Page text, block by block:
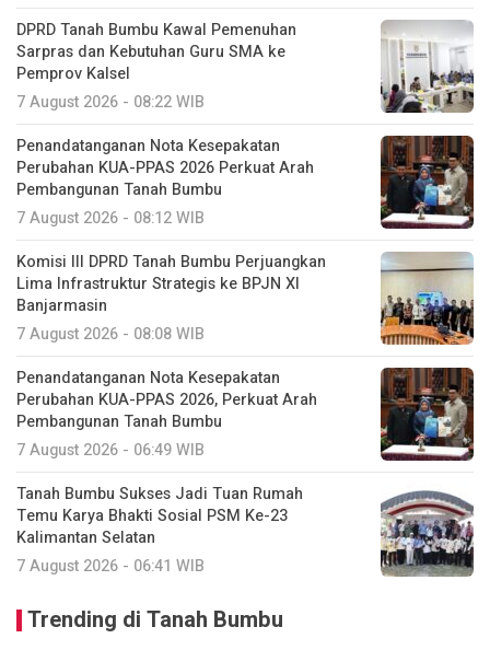
DPRD Tanah Bumbu Kawal Pemenuhan
Sarpras dan Kebutuhan Guru SMA ke
Pemprov Kalsel
7 August 2026 - 08:22 WIB
Penandatanganan Nota Kesepakatan
Perubahan KUA-PPAS 2026 Perkuat Arah
Pembangunan Tanah Bumbu
7 August 2026 - 08:12 WIB
Komisi III DPRD Tanah Bumbu Perjuangkan
Lima Infrastruktur Strategis ke BPJN XI
Banjarmasin
7 August 2026 - 08:08 WIB
Penandatanganan Nota Kesepakatan
Perubahan KUA-PPAS 2026, Perkuat Arah
Pembangunan Tanah Bumbu
7 August 2026 - 06:49 WIB
Tanah Bumbu Sukses Jadi Tuan Rumah
Temu Karya Bhakti Sosial PSM Ke-23
Kalimantan Selatan
7 August 2026 - 06:41 WIB
Trending di Tanah Bumbu